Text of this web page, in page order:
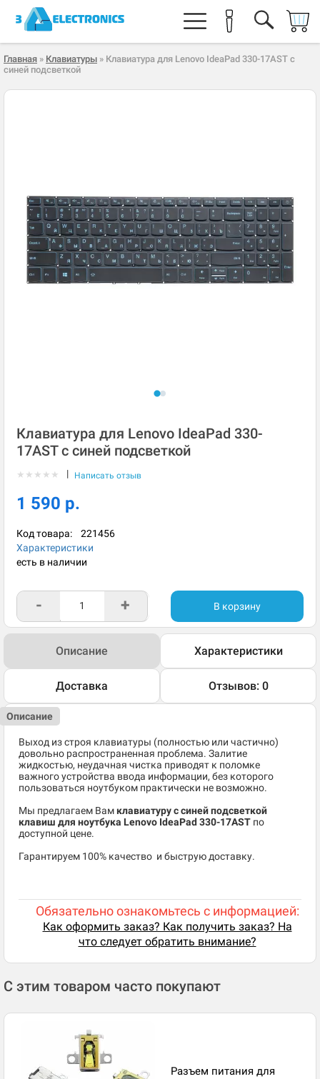
Главная » Клавиатуры » Клавиатура для Lenovo IdeaPad 330-17AST с
синей подсветкой
Клавиатура для Lenovo IdeaPad 330-
17AST с синей подсветкой
★ ★ ★ ★ ★ | Написать отзыв
1 590 р.
Код товара: 221456
Характеристики
есть в наличии
- + В корзину
Описание Характеристики
Доставка Отзывов: 0
Описание
Выход из строя клавиатуры (полностью или частично)
довольно распространенная проблема. Залитие
жидкостью, неудачная чистка приводят к поломке
важного устройства ввода информации, без которого
пользоваться ноутбуком практически не возможно.
Мы предлагаем Вам клавиатуру с синей подсветкой
клавиш для ноутбука Lenovo IdeaPad 330-17AST по
доступной цене.
​Гарантируем 100% качество и быструю доставку.
Обязательно ознакомьтесь с информацией:
Как оформить заказ? Как получить заказ? На
что следует обратить внимание?
С этим товаром часто покупают
Разъем питания для